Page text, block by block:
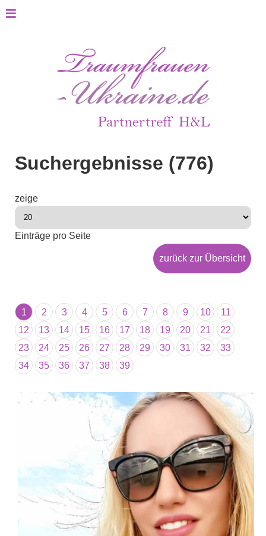
Suchergebnisse (776)
zeige
Einträge pro Seite
zurück zur Übersicht
1 2 3 4 5 6 7 8 9 10
11
12
13 14 15 16 17 18 19 20 21
22
23
24 25 26 27 28 29 30 31 32
33
34
35 36 37 38 39